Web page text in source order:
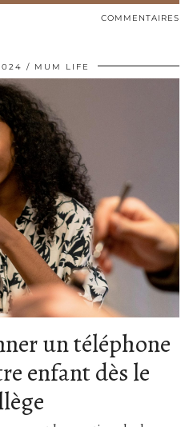
COMMENTAIRES
MUM LIFE
un téléphone
enfant dès le